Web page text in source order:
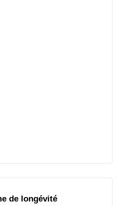
de longévité